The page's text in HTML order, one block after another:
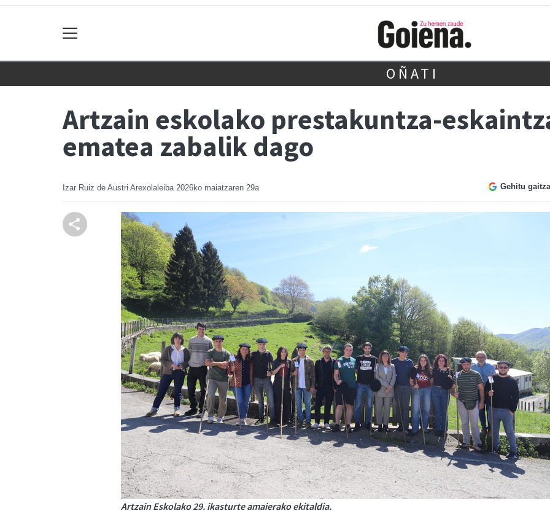
OÑATI
Artzain eskolako prestakuntza-
ematea zabalik dago
Izar Ruiz de Austri Arexolaleiba 2026ko maiatzaren 29a Gehitu
Artzain Eskolako 29. ikasturte amaierako ekitaldia.